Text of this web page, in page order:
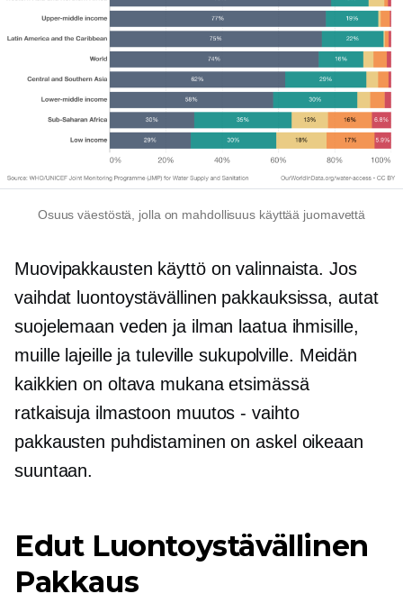
Osuus väestöstä, jolla on mahdollisuus käyttää juomavettä
Muovipakkausten käyttö on valinnaista. Jos
vaihdat luontoystävällinen pakkauksissa, autat
suojelemaan veden ja ilman laatua ihmisille,
muille lajeille ja tuleville sukupolville. Meidän
kaikkien on oltava mukana etsimässä
ratkaisuja ilmastoon muutos - vaihto
pakkausten puhdistaminen on askel oikeaan
suuntaan.
Edut Luontoystävällinen
Pakkaus